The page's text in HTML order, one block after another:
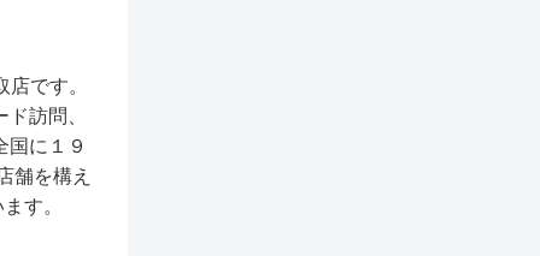
です。
訪問、
国に１９
舗を構え
す。